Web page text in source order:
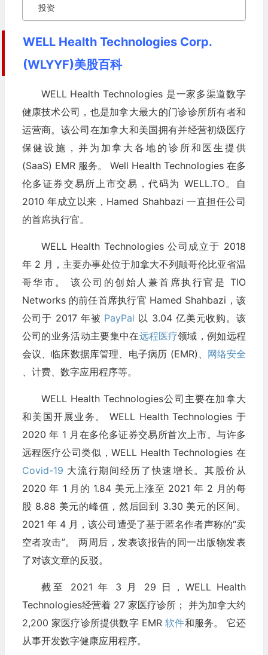
投资
WELL Health Technologies Corp.
(WLYYF)美股百科
WELL Health Technologies 是一家多渠道数字
健康技术公司，也是加拿大最大的门诊诊所所有者和
运营商。该公司在加拿大和美国拥有并经营初级医疗
保健设施，并为加拿大各地的诊所和医生提供
(SaaS) EMR 服务。 Well Health Technologies 在多
伦多证券交易所上市交易，代码为 WELL.TO。自
2010 年成立以来，Hamed Shahbazi 一直担任公司
的首席执行官。
WELL Health Technologies 公司成立于 2018
年 2 月，主要办事处位于加拿大不列颠哥伦比亚省温
哥华市。 该公司的创始人兼首席执行官是 TIO
Networks 的前任首席执行官 Hamed Shahbazi，该
公司于 2017 年被 PayPal 以 3.04 亿美元收购。该
公司的业务活动主要集中在远程医疗领域，例如远程
会议、临床数据库管理、电子病历 (EMR)、 网络安全
、计费、数字应用程序等。
WELL Health Technologies公司主要在加拿大
和美国开展业务。 WELL Health Technologies 于
2020 年 1 月在多伦多证券交易所首次上市。与许多
远程医疗公司类似，WELL Health Technologies 在
Covid-19 大流行期间经历了快速增长。其股价从
2020 年 1 月的 1.84 美元上涨至 2021 年 2 月的每
股 8.88 美元的峰值，然后回到 3.30 美元的区间。
2021 年 4 月，该公司遭受了基于匿名作者声称的“卖
空者攻击”。 两周后，发表该报告的同一出版物发表
了对该文章的反驳。
截至 2021 年 3 月 29 日，WELL Health
Technologies经营着 27 家医疗诊所； 并为加拿大约
2,200 家医疗诊所提供数字 EMR软件和服务。 它还
从事开发数字健康应用程序。